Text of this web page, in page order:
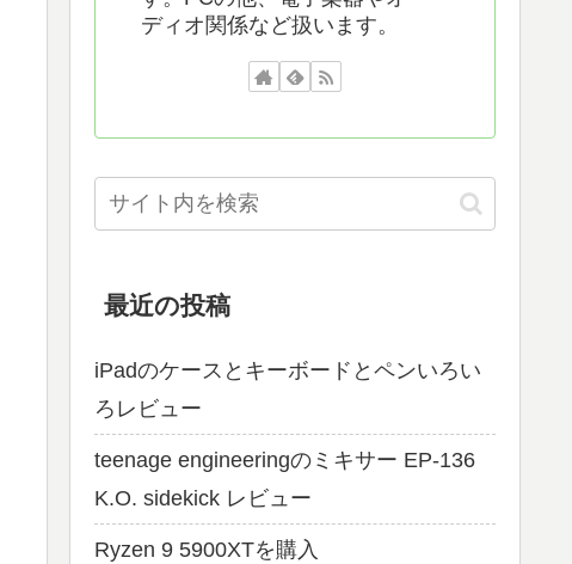
ディオ関係など扱います。
最近の投稿
iPadのケースとキーボードとペンいろい
ろレビュー
teenage engineeringのミキサー EP-136
K.O. sidekick レビュー
Ryzen 9 5900XTを購入